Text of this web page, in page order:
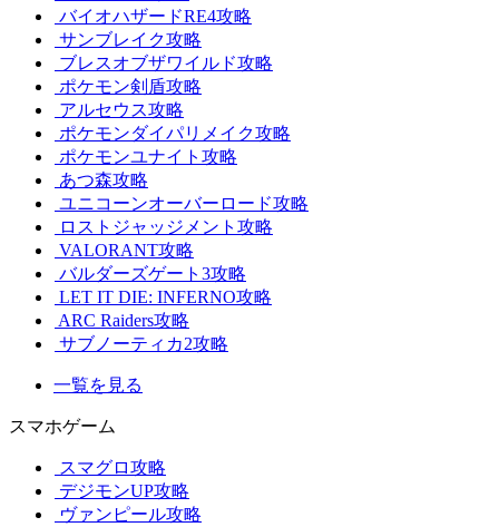
バイオハザードRE4攻略
サンブレイク攻略
ブレスオブザワイルド攻略
ポケモン剣盾攻略
アルセウス攻略
ポケモンダイパリメイク攻略
ポケモンユナイト攻略
あつ森攻略
ユニコーンオーバーロード攻略
ロストジャッジメント攻略
VALORANT攻略
バルダーズゲート3攻略
LET IT DIE: INFERNO攻略
ARC Raiders攻略
サブノーティカ2攻略
一覧を見る
スマホゲーム
スマグロ攻略
デジモンUP攻略
ヴァンピール攻略